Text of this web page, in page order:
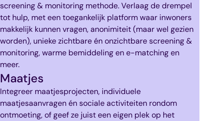
screening & monitoring methode. Verlaag de drempel
tot hulp, met een toegankelijk platform waar inwoners
makkelijk kunnen vragen, anonimiteit (maar wel gezien
worden), unieke zichtbare én onzichtbare screening &
monitoring, warme bemiddeling en e-matching en
meer.
Maatjes
Integreer maatjesprojecten, individuele
maatjesaanvragen én sociale activiteiten rondom
ontmoeting, of geef ze juist een eigen plek op het